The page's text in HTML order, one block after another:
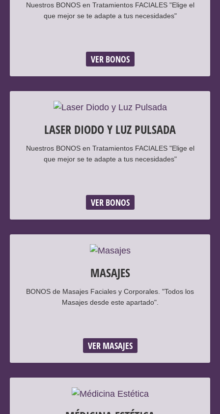
Nuestros BONOS en Tratamientos FACIALES "Elige el
que mejor se te adapte a tus necesidades"
VER BONOS
LASER DIODO Y LUZ PULSADA
Nuestros BONOS en Tratamientos FACIALES "Elige el
que mejor se te adapte a tus necesidades"
VER BONOS
MASAJES
BONOS de Masajes Faciales y Corporales. "Todos los
Masajes desde este apartado".
VER MASAJES